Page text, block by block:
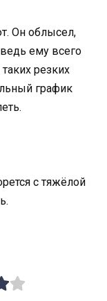
Он облысел,
ему всего
резких
график
с тяжёлой